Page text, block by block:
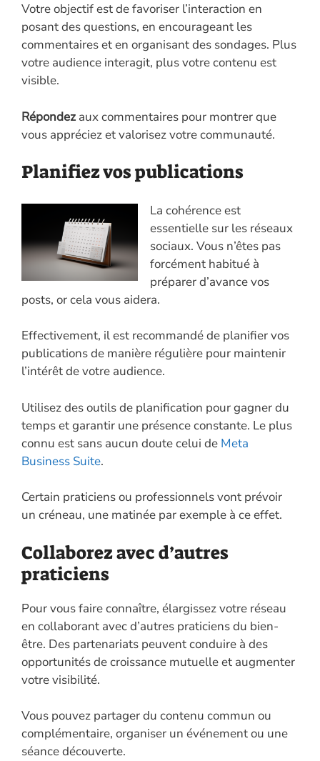
Votre objectif est de favoriser l’interaction en
posant des questions, en encourageant les
commentaires et en organisant des sondages. Plus
votre audience interagit, plus votre contenu est
visible.
Répondez aux commentaires pour montrer que
vous appréciez et valorisez votre communauté.
Planifiez vos publications
La cohérence est
essentielle sur les réseaux
sociaux. Vous n’êtes pas
forcément habitué à
préparer d’avance vos
posts, or cela vous aidera.
Effectivement, il est recommandé de planifier vos
publications de manière régulière pour maintenir
l’intérêt de votre audience.
Utilisez des outils de planification pour gagner du
temps et garantir une présence constante. Le plus
connu est sans aucun doute celui de Meta
Business Suite.
Certain praticiens ou professionnels vont prévoir
un créneau, une matinée par exemple à ce effet.
Collaborez avec d’autres
praticiens
Pour vous faire connaître, élargissez votre réseau
en collaborant avec d’autres praticiens du bien-
être. Des partenariats peuvent conduire à des
opportunités de croissance mutuelle et augmenter
votre visibilité.
Vous pouvez partager du contenu commun ou
complémentaire, organiser un événement ou une
séance découverte.